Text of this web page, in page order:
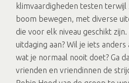
klimvaardigheden testen terwijl
boom bewegen, met diverse
die voor elk niveau geschikt
uitdaging aan? Wil je iets
wat je normaal nooit doet? Ga
vrienden en vriendinnen de